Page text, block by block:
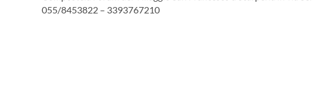
055/8453822 – 3393767210